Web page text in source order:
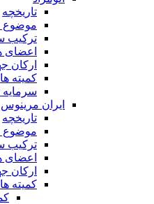
تاریخچه
موضوع
ترکیب
اعضای
ارکان
کمیته
سرمایه
ایران مرینوس
تاریخچه
موضوع
ترکیب
اعضای
ارکان
کمیته